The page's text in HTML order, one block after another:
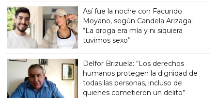
Así fue la noche con Facundo
Moyano, según Candela Arizaga:
“La droga era mía y ni siquiera
tuvimos sexo”
Delfor Brizuela: “Los derechos
humanos protegen la dignidad de
todas las personas, incluso de
quienes cometieron un delito”